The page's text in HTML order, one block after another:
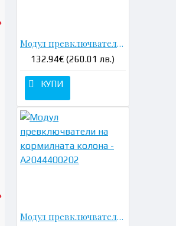
Модул превключватели на кормилната колона - A2044403202 9051
132.94€ (260.01 лв.)
КУПИ
Модул превключватели на кормилната колона - A2044400202